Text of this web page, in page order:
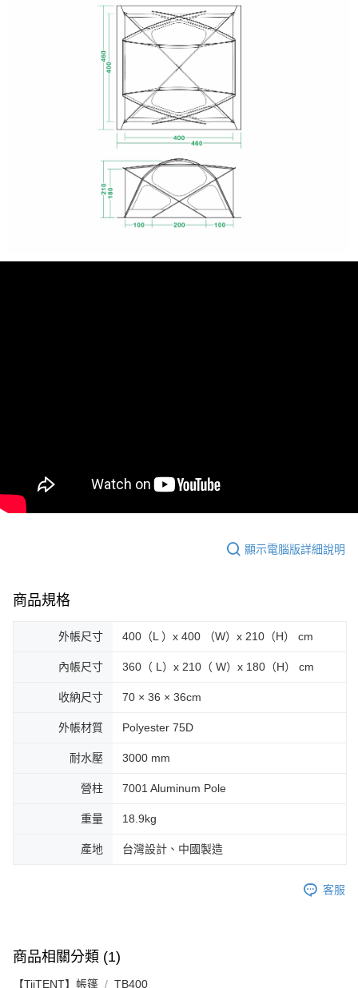
顯示電腦版詳細說明
商品規格
外帳尺寸 400（L ）x 400 （W）x 210（H） cm
內帳尺寸 360（ L）x 210（ W）x 180（H） cm
收納尺寸 70 × 36 × 36cm
外帳材質 Polyester 75D
耐水壓 3000 mm
營柱 7001 Aluminum Pole
重量 18.9kg
產地 台灣設計、中國製造
客服
商品相關分類 (1)
【TiiTENT】帳篷 TB400